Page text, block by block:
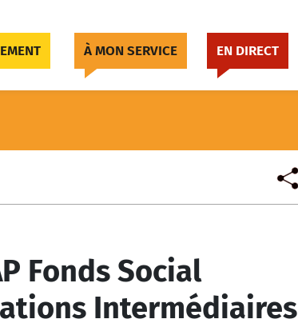
À MON SERVICE EN DIRECT
Fonds Social
Intermédiaires